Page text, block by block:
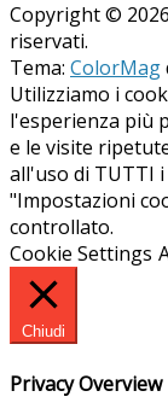
Copyright © 2026
riservati.
Tema: ColorMag
Utilizziamo i
l'esperienza più
e le visite
all'uso di TUTTI
"Impostazioni
controllato.
Cookie Settings
Chiudi
Privacy Overview